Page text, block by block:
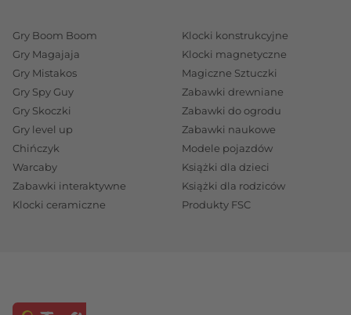
Gry Boom Boom
Gry Magajaja
Gry Mistakos
Gry Spy Guy
Gry Skoczki
Gry level up
Chińczyk
Warcaby
Zabawki interaktywne
Klocki ceramiczne
Klocki konstrukcyjne
Klocki magnetyczne
Magiczne Sztuczki
Zabawki drewniane
Zabawki do ogrodu
Zabawki naukowe
Modele pojazdów
Książki dla dzieci
Książki dla rodziców
Produkty FSC